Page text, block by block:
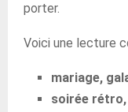
porter.
Voici une lecture
mariage,
soirée rétro,